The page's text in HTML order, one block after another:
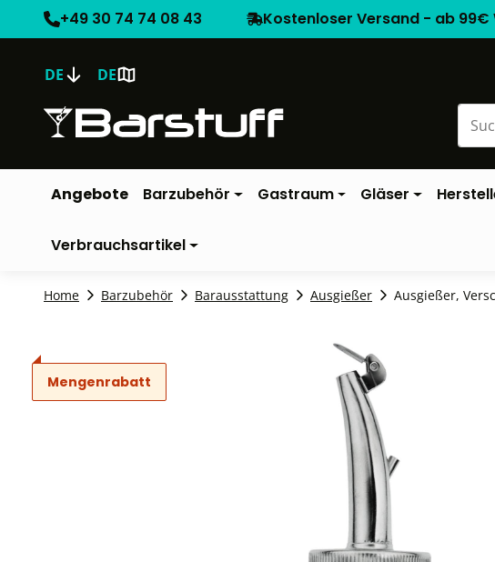
+49 30 74 74 08 43 Kostenloser Versand - ab
DE DE
Angebote Barzubehör Gastraum Gläser
Verbrauchsartikel
Home Barzubehör Barausstattung Ausgießer Ausgießer,
Mengenrabatt